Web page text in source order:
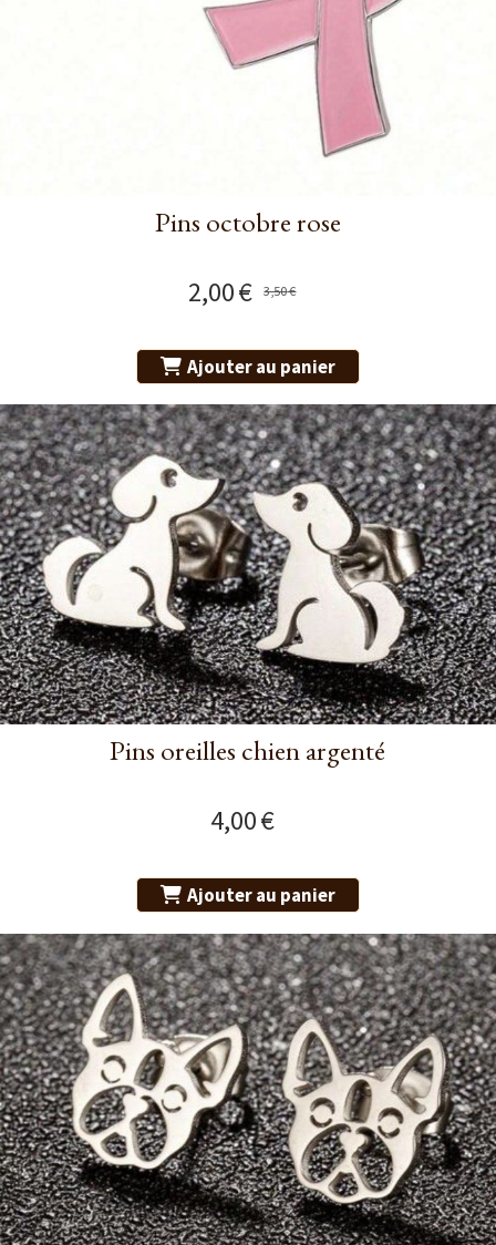
Pins octobre rose
2,00€ 3,50€
Ajouter au panier
Pins oreilles chien argenté
4,00€
Ajouter au panier